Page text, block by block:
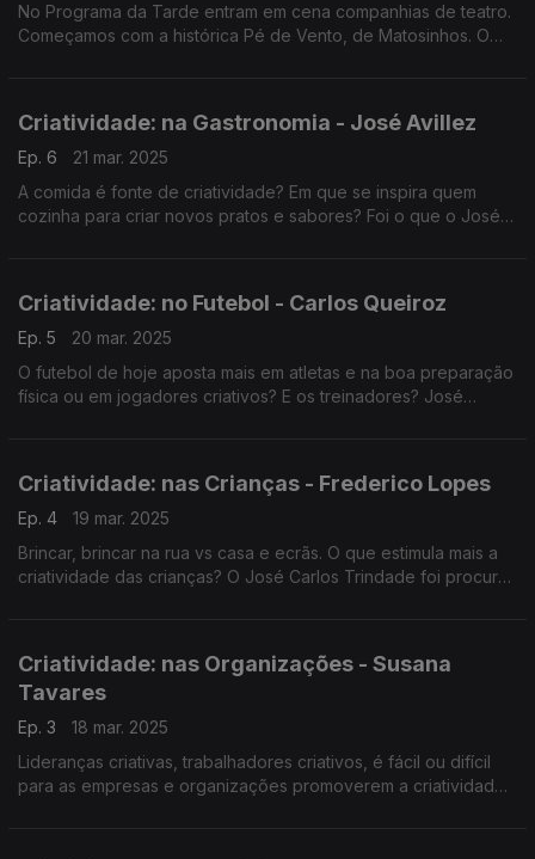
No Programa da Tarde entram em cena companhias de teatro.
Começamos com a histórica Pé de Vento, de Matosinhos. O
Criatividade: na Gastronomia - José Avillez
Ep. 6
21 mar. 2025
A comida é fonte de criatividade? Em que se inspira quem
cozinha para criar novos pratos e sabores? Foi o que o José
Criatividade: no Futebol - Carlos Queiroz
Ep. 5
20 mar. 2025
O futebol de hoje aposta mais em atletas e na boa preparação
física ou em jogadores criativos? E os treinadores? José
Criatividade: nas Crianças - Frederico Lopes
Ep. 4
19 mar. 2025
Brincar, brincar na rua vs casa e ecrãs. O que estimula mais a
criatividade das crianças? O José Carlos Trindade foi procurar
Criatividade: nas Organizações - Susana
Tavares
Ep. 3
18 mar. 2025
Lideranças criativas, trabalhadores criativos, é fácil ou difícil
para as empresas e organizações promoverem a criatividade?